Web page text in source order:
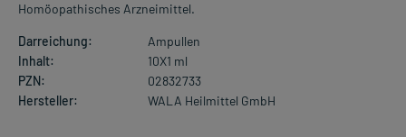
Homöopathisches Arzneimittel.
Darreichung:
Ampullen
Inhalt:
10X1 ml
PZN:
02832733
Hersteller:
WALA Heilmittel GmbH